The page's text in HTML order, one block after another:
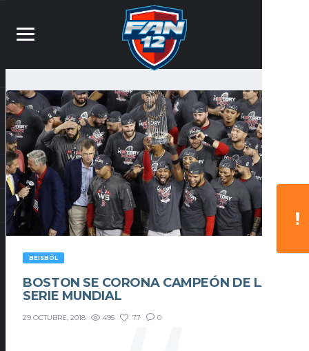
BEISBÓL
BOSTON SE CORONA CAMPEÓN DE LA
SERIE MUNDIAL
29 OCTUBRE, 2018 495 77 0